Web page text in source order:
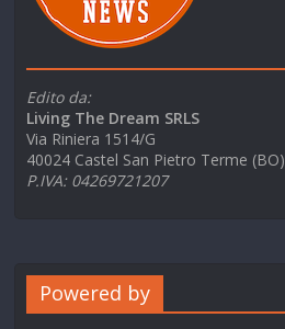
Edito da:
Living The Dream SRLS
Via Riniera 1514/G
40024 Castel San Pietro Terme (BO)
P.IVA: 04269721207
Powered by